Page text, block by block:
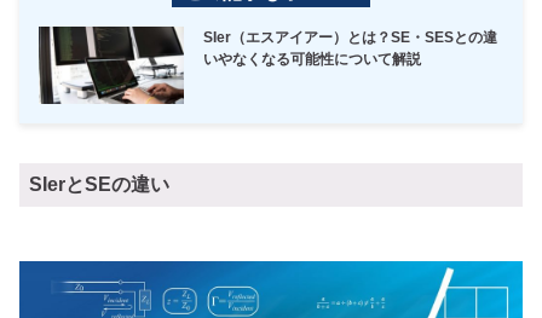
SIer（エスアイアー）とは？SE・SESとの違
いやなくなる可能性について解説
SIerとSEの違い